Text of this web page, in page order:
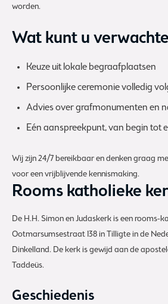
worden.
Wat kunt u
Keuze uit lokale begraafplaatsen
Persoonlijke ceremonie volledig
Advies over grafmonumenten en
Eén aanspreekpunt, van begin tot
Wij zijn 24/7 bereikbaar en denken graag
voor een vrijblijvende kennismaking.
Rooms katholieke
De H.H. Simon en Judaskerk is een rooms-
Ootmarsumsestraat 138 in Tilligte in de
Dinkelland. De kerk is gewijd aan de
Taddeüs.
Geschiedenis